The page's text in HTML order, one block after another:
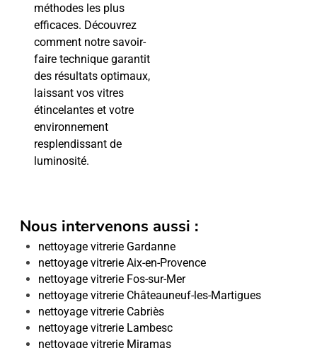
méthodes les plus
efficaces. Découvrez
comment notre savoir-
faire technique garantit
des résultats optimaux,
laissant vos vitres
étincelantes et votre
environnement
resplendissant de
luminosité.
Nous intervenons aussi :
nettoyage vitrerie Gardanne
nettoyage vitrerie Aix-en-Provence
nettoyage vitrerie Fos-sur-Mer
nettoyage vitrerie Châteauneuf-les-Martigues
nettoyage vitrerie Cabriès
nettoyage vitrerie Lambesc
nettoyage vitrerie Miramas